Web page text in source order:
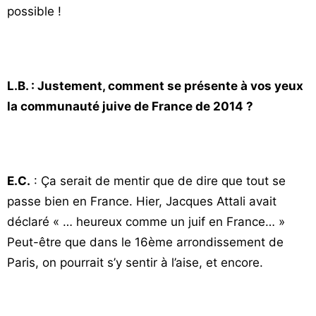
possible !
L.B. : Justement, comment se présente à vos yeux
la communauté juive de France de 2014 ?
E.C. : Ça serait de mentir que de dire que tout se
passe bien en France. Hier, Jacques Attali avait
déclaré « … heureux comme un juif en France… »
Peut-être que dans le 16ème arrondissement de
Paris, on pourrait s’y sentir à l’aise, et encore.